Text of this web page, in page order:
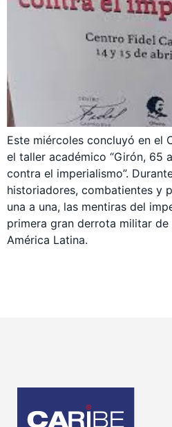
Este miércoles concluyó en el
el taller académico “Girón, 65
contra el imperialismo”.
historiadores, combatientes y
una a una, las mentiras del
primera gran derrota militar de
América Latina.